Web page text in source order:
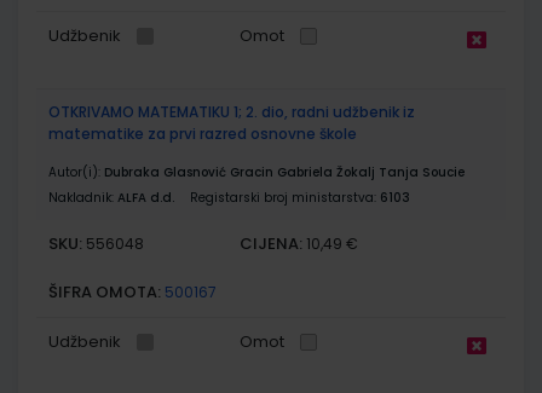
Udžbenik Omot
OTKRIVAMO MATEMATIKU 1; 2. dio, radni udžbenik iz
matematike za prvi razred osnovne škole
Autor(i): Dubraka Glasnović Gracin Gabriela Žokalj Tanja Soucie
Nakladnik: ALFA d.d. Registarski broj ministarstva: 6103
SKU: 556048 CIJENA: 10,49 €
ŠIFRA OMOTA: 500167
Udžbenik Omot